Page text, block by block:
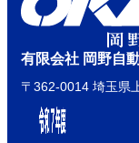
有限会社 岡野自
〒362-0014 埼玉県